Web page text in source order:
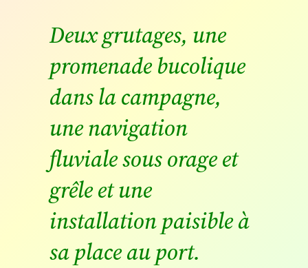
Deux grutages, une
promenade bucolique
dans la campagne,
une navigation
fluviale sous orage et
grêle et une
installation paisible à
sa place au port.